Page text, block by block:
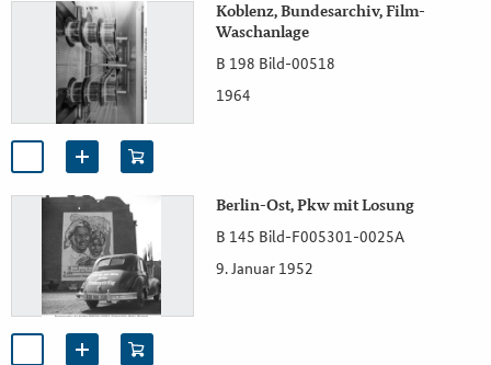
Koblenz, Bundesarchiv, Film-
Waschanlage
B 198 Bild-00518
1964
Berlin-Ost, Pkw mit Losung
B 145 Bild-F005301-0025A
9. Januar 1952